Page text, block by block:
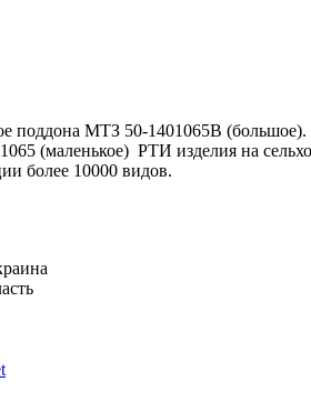
поддона МТЗ 50-1401065В (большое).
(маленькое) РТИ изделия на
более 10000 видов.